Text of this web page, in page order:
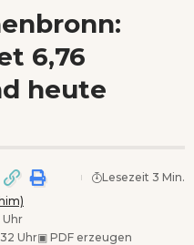
6,76
heute
Uhr
Uhr▣ PDF erzeugen
Lesezeit 3 Min.